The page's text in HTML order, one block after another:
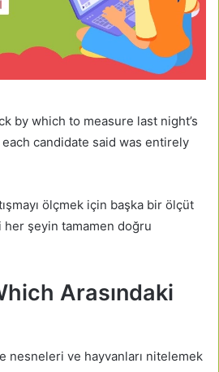
by which to measure last night’s
candidate said was entirely
ölçmek için başka bir ölçüt
her şeyin tamamen doğru
Arasındaki
nesneleri ve hayvanları nitelemek